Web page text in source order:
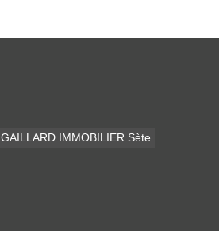
GAILLARD IMMOBILIER Sète